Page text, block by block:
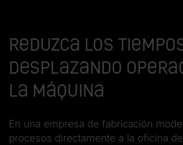
Reduzca los
desplazando
la máquina
En una empresa de fabricación
procesos directamente a la oficina